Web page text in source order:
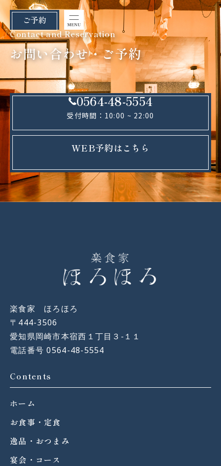
ご予約
Contact and Reservation
お問い合わせ・ご予約
0564-48-5554
受付時間：10:00 ~ 22:00
WEB予約はこちら
楽食家 ほろほろ
〒444-3506
愛知県岡崎市本宿西１丁目３−１１
電話番号 0564-48-5554
Contents
ホーム
お食事・定食
逸品・おつまみ
宴会・コース